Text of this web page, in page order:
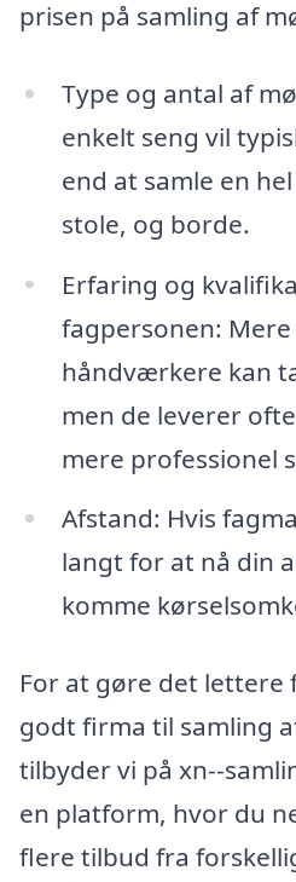
prisen på samling af
Type og antal af
enkelt seng vil
end at samle en
stole, og borde.
Erfaring og
fagpersonen:
håndværkere kan
men de leverer
mere professionel
Afstand: Hvis
langt for at nå din
komme
For at gøre det lettere
godt firma til samling
tilbyder vi på xn--
en platform, hvor du
flere tilbud fra